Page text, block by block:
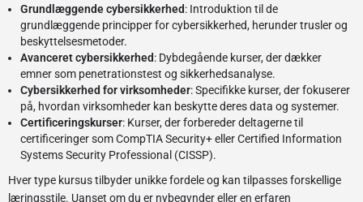
Grundlæggende cybersikkerhed: Introduktion til de
grundlæggende principper for cybersikkerhed, herunder trusler og
beskyttelsesmetoder.
Avanceret cybersikkerhed: Dybdegående kurser, der dækker
emner som penetrationstest og sikkerhedsanalyse.
Cybersikkerhed for virksomheder: Specifikke kurser, der fokuserer
på, hvordan virksomheder kan beskytte deres data og systemer.
Certificeringskurser: Kurser, der forbereder deltagerne til
certificeringer som CompTIA Security+ eller Certified Information
Systems Security Professional (CISSP).
Hver type kursus tilbyder unikke fordele og kan tilpasses forskellige
læringsstile. Uanset om du er nybegynder eller en erfaren